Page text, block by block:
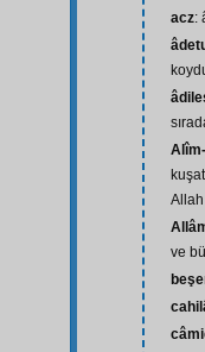
acz:
Allah
ve